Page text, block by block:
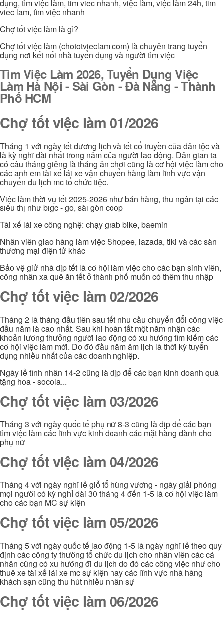
dụng, tìm việc làm, tim viec nhanh, việc làm, việc làm 24h, tim
viec lam, tìm việc nhanh
Chợ tốt việc làm là gì?
Chợ tốt việc làm (chototvieclam.com) là chuyên trang tuyển
dụng nơi kết nối nhà tuyển dụng và người tìm việc
Tìm Việc Làm 2026, Tuyển Dụng Việc
Làm Hà Nội - Sài Gòn - Đà Nẵng - Thành
Phố HCM
Chợ tốt việc làm 01/2026
Tháng 1 với ngày tết dương lịch và tết cổ truyền của dân tộc và
là kỳ nghĩ dài nhất trong năm của người lao động. Dân gian ta
có câu tháng giêng là tháng ăn chơi cũng là cơ hội việc làm cho
các anh em tài xế lái xe vận chuyển hàng làm lĩnh vực vận
chuyển du lịch mc tổ chức tiệc.
Việc làm thời vụ tết 2025-2026 như bán hàng, thu ngân tại các
siêu thị như bigc - go, sài gòn coop
Tài xế lái xe công nghệ: chạy grab bike, baemin
Nhân viên giao hàng làm việc Shopee, lazada, tiki và các sàn
thương mại điện tử khác
Bảo vệ giử nhà dịp tết là cơ hội làm việc cho các bạn sinh viên,
công nhân xa quê ăn tết ở thành phố muốn có thêm thu nhập
Chợ tốt việc làm 02/2026
Tháng 2 là tháng đầu tiên sau tết nhu cầu chuyển đổi công việc
đầu năm là cao nhất. Sau khi hoàn tất một năm nhận các
khoản lương thưởng người lao động có xu hướng tìm kiếm các
cơ hội việc làm mới. Do đó đầu năm âm lịch là thời kỳ tuyển
dụng nhiều nhất của các doanh nghiệp.
Ngày lễ tình nhân 14-2 cũng là dịp để các bạn kinh doanh quà
tặng hoa - socola...
Chợ tốt việc làm 03/2026
Tháng 3 với ngày quốc tế phụ nữ 8-3 cũng là dịp để các bạn
tìm việc làm các lĩnh vực kinh doanh các mặt hàng dành cho
phụ nữ
Chợ tốt việc làm 04/2026
Tháng 4 với ngày nghĩ lễ giổ tổ hùng vương - ngày giải phóng
mọi người có kỳ nghỉ dài 30 tháng 4 đến 1-5 là cơ hội việc làm
cho các bạn MC sự kiện
Chợ tốt việc làm 05/2026
Tháng 5 với ngày quốc tế lao động 1-5 là ngày nghĩ lễ theo quy
định các công ty thường tổ chức du lịch cho nhân viên các cá
nhân cũng có xu hướng đi du lịch do đó các công việc như cho
thuê xe tài xế lái xe mc sự kiện hay các lĩnh vực nhà hàng
khách sạn cũng thu hút nhiều nhân sự
Chợ tốt việc làm 06/2026